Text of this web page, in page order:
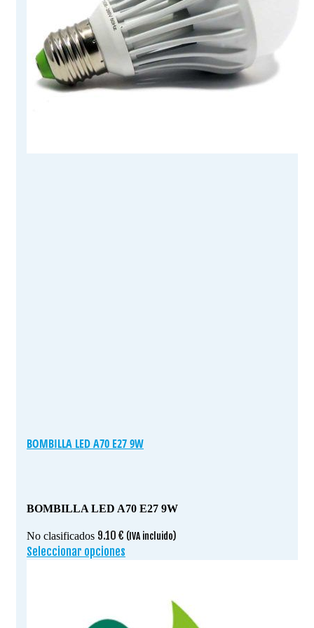
BOMBILLA LED A70 E27 9W
BOMBILLA LED A70 E27 9W
No clasificados 9.10 € (IVA incluido)
Seleccionar opciones